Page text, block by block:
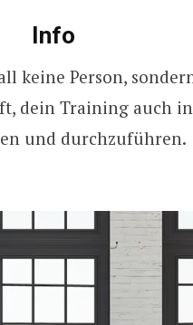
Info
keine Person,
dein Training auch
und durchzuführen.